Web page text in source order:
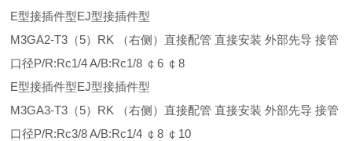
E型接插件型EJ型接插件型
M3GA2-T3（5）RK （右侧）直接配管 直接安装 外部先导 接管
口径P/R:Rc1/4 A/B:Rc1/8 ￠6 ￠8
E型接插件型EJ型接插件型
M3GA3-T3（5）RK （右侧）直接配管 直接安装 外部先导 接管
口径P/R:Rc3/8 A/B:Rc1/4 ￠8 ￠10